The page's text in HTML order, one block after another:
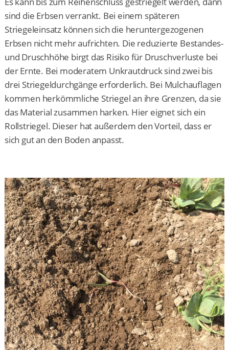
sind die Erbsen verrankt. Bei einem späteren
Striegeleinsatz können sich die heruntergezogenen
Erbsen nicht mehr aufrichten. Die reduzierte Bestandes-
und Druschhöhe birgt das Risiko für Druschverluste bei
der Ernte. Bei moderatem Unkrautdruck sind zwei bis
drei Striegeldurchgänge erforderlich. Bei Mulchauflagen
kommen herkömmliche Striegel an ihre Grenzen, da sie
das Material zusammen harken. Hier eignet sich ein
Rollstriegel. Dieser hat außerdem den Vorteil, dass er
sich gut an den Boden anpasst.